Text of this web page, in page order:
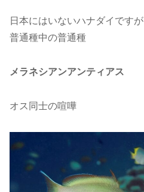
日本にはいないハナダイですが
普通種中の普通種
メラネシアンアンティアス
オス同士の喧嘩